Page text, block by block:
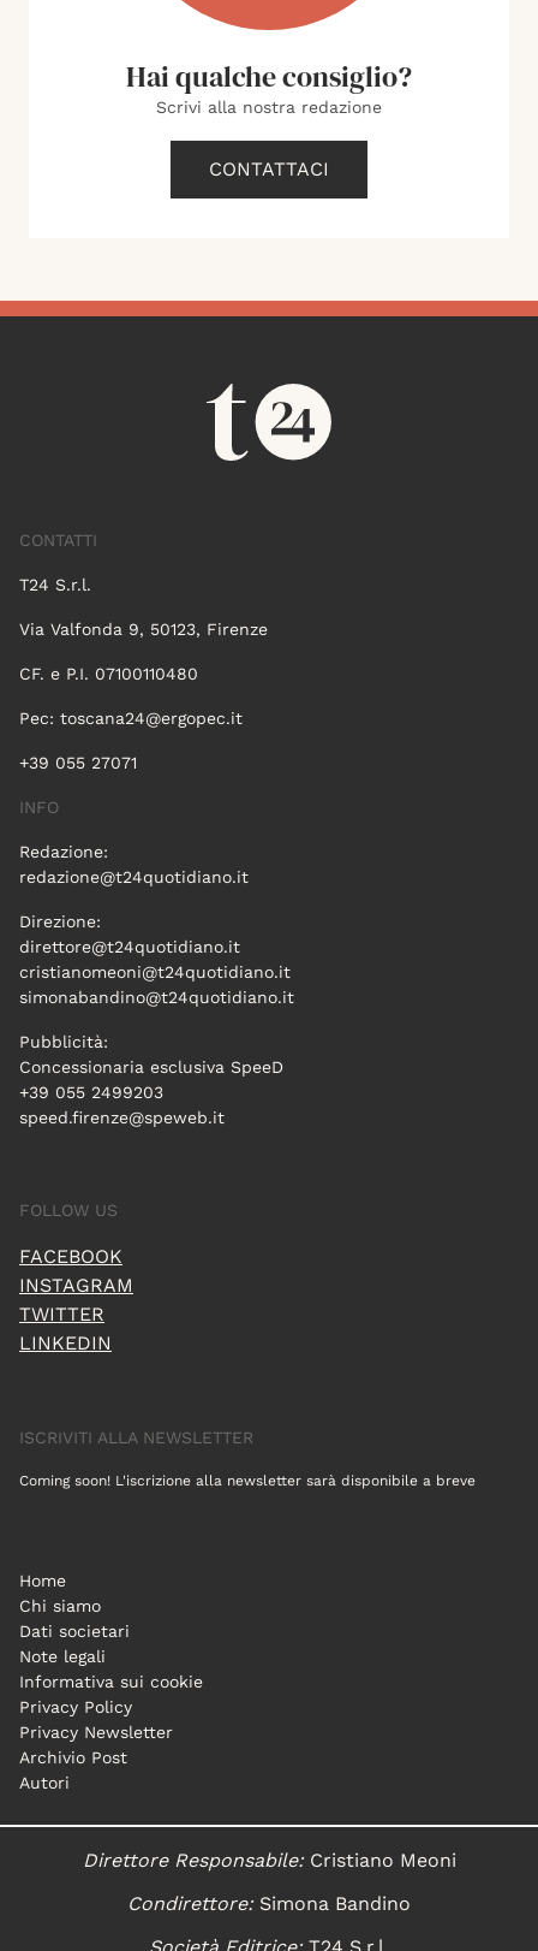
Hai qualche consiglio?
Scrivi alla nostra redazione
CONTATTACI
CONTATTI
T24 S.r.l.
Via Valfonda 9, 50123, Firenze
CF. e P.I. 07100110480
Pec: toscana24@ergopec.it
+39 055 27071
INFO
Redazione:
redazione@t24quotidiano.it
Direzione:
direttore@t24quotidiano.it
cristianomeoni@t24quotidiano.it
simonabandino@t24quotidiano.it
Pubblicità:
Concessionaria esclusiva SpeeD
+39 055 2499203
speed.firenze@speweb.it
FOLLOW US
FACEBOOK
INSTAGRAM
TWITTER
LINKEDIN
ISCRIVITI ALLA NEWSLETTER
Coming soon! L'iscrizione alla newsletter sarà disponibile a breve
Home
Chi siamo
Dati societari
Note legali
Informativa sui cookie
Privacy Policy
Privacy Newsletter
Archivio Post
Autori
Direttore Responsabile:Cristiano Meoni
Condirettore:Simona Bandino